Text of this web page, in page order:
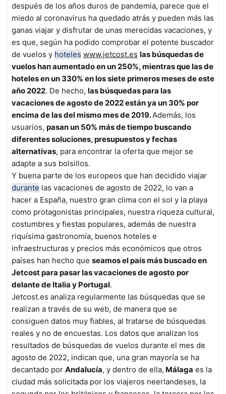
después de los años duros de pandemia, parece que el
miedo al coronavirus ha quedado atrás y pueden más las
ganas viajar y disfrutar de unas merecidas vacaciones, y
es que, según ha podido comprobar el potente buscador
de vuelos y hoteles www.jetcost.es las búsquedas de
vuelos han aumentadoen un 250%, mientras que las de
hoteles en un 330% en los siete primeros meses de este
año 2022. De hecho, las búsquedas para las
vacaciones de agosto de 2022 están ya un 30% por
encima de las del mismo mes de 2019.Además, los
usuarios, pasan un 50% más de tiempo buscando
diferentes soluciones, presupuestos y fechas
alternativas, para encontrar la oferta que mejor se
adapte a sus bolsillos.
Y buena parte de los europeos que han decidido viajar
durante las vacaciones de agosto de 2022, lo van a
hacer a España, nuestro gran clima con el sol y la playa
como protagonistas principales, nuestra riqueza cultural,
costumbres y fiestas populares, además de nuestra
riquísima gastronomía, buenos hoteles e
infraestructuras y precios más económicos que otros
países han hecho que seamos el país más buscado en
Jetcost para pasar las vacaciones de agosto por
delante de Italia y Portugal.
Jetcost.es analiza regularmente las búsquedas que se
realizan a través de su web, de manera que se
consiguen datos muy fiables, al tratarse de búsquedas
reales y no de encuestas. Los datos que analizan los
resultados de búsquedas de vuelos durante el mes de
agosto de 2022, indican que, una gran mayoría se ha
decantado por Andalucía, y dentro de ella, Málaga es la
ciudad más solicitada por los viajeros neerlandeses, la